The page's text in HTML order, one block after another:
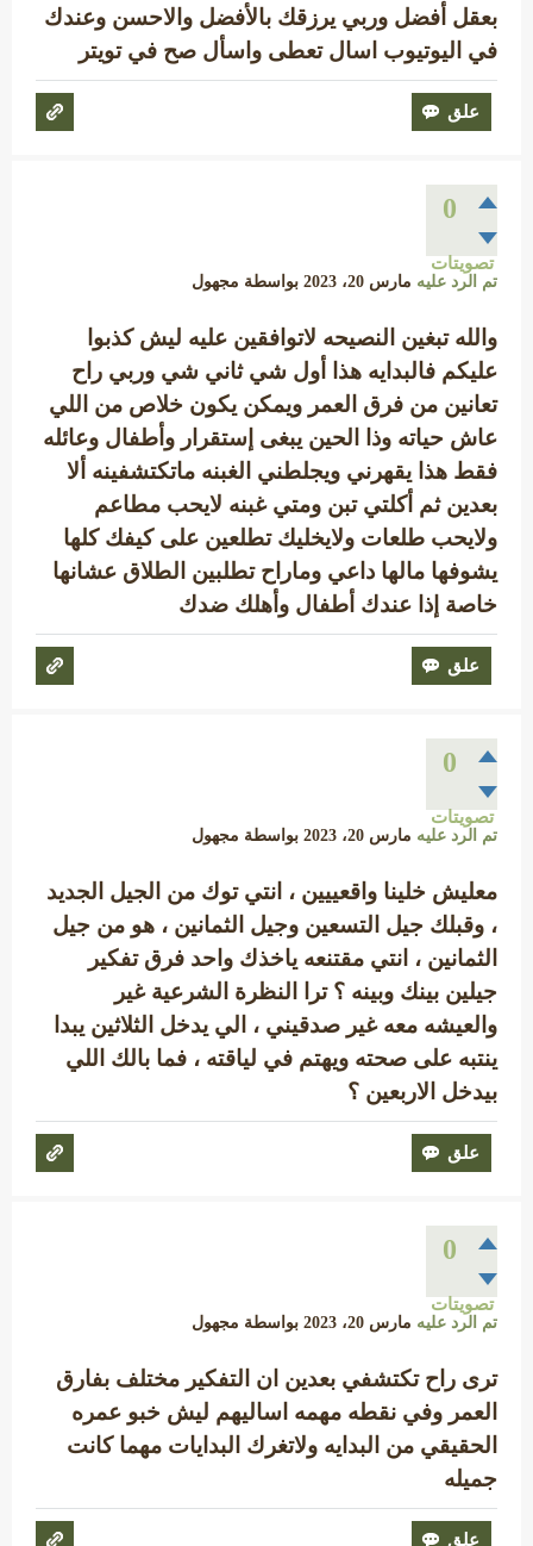
بعقل أفضل وربي يرزقك بالأفضل والاحسن وعندك
في اليوتيوب اسال تعطى واسأل صح في تويتر
0
تصويتات
تم الرد عليه مارس 20، 2023 بواسطة مجهول
والله تبغين النصيحه لاتوافقين عليه ليش كذبوا
عليكم فالبدايه هذا أول شي ثاني شي وربي راح
تعانين من فرق العمر ويمكن يكون خلاص من اللي
عاش حياته وذا الحين يبغى إستقرار وأطفال وعائله
فقط هذا يقهرني ويجلطني الغبنه ماتكتشفينه ألا
بعدين ثم أكلتي تبن ومتي غبنه لايحب مطاعم
ولايحب طلعات ولايخليك تطلعين على كيفك كلها
يشوفها مالها داعي وماراح تطلبين الطلاق عشانها
خاصة إذا عندك أطفال وأهلك ضدك
0
تصويتات
تم الرد عليه مارس 20، 2023 بواسطة مجهول
معليش خلينا واقعييين ، انتي توك من الجيل الجديد
، وقبلك جيل التسعين وجيل الثمانين ، هو من جيل
الثمانين ، انتي مقتنعه ياخذك واحد فرق تفكير
جيلين بينك وبينه ؟ ترا النظرة الشرعية غير
والعيشه معه غير صدقيني ، الي يدخل الثلاثين يبدا
ينتبه على صحته ويهتم في لياقته ، فما بالك اللي
بيدخل الاربعين ؟
0
تصويتات
تم الرد عليه مارس 20، 2023 بواسطة مجهول
ترى راح تكتشفي بعدين ان التفكير مختلف بفارق
العمر وفي نقطه مهمه اساليهم ليش خبو عمره
الحقيقي من البدايه ولاتغرك البدايات مهما كانت
جميله